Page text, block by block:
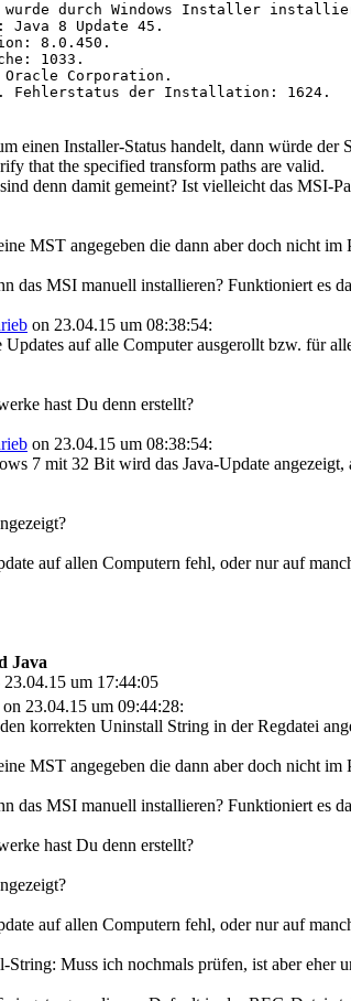
wurde durch Windows Installer
Java 8 Update 45.
8.0.450.
1033.
Corporation.
Fehlerstatus der Installation: 1624.
einen Installer-Status handelt, dann würde
that the specified transform paths are valid.
denn damit gemeint? Ist vielleicht das MSI-
MST angegeben die dann aber doch nicht im
das MSI manuell installieren? Funktioniert es
on 23.04.15 um 08:38:54:
Updates auf alle Computer ausgerollt bzw. für
hast Du denn erstellt?
on 23.04.15 um 08:38:54:
7 mit 32 Bit wird das Java-Update angezeigt,
auf allen Computern fehl, oder nur auf
Java
23.04.15 um 17:44:05
on 23.04.15 um 09:44:28:
korrekten Uninstall String in der Regdatei
MST angegeben die dann aber doch nicht im
das MSI manuell installieren? Funktioniert es
hast Du denn erstellt?
auf allen Computern fehl, oder nur auf
String: Muss ich nochmals prüfen, ist aber